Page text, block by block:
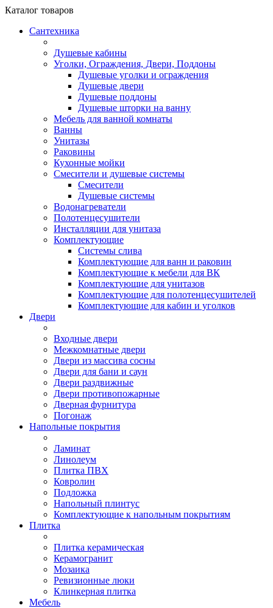
Каталог товаров
Сантехника
Душевые кабины
Уголки, Ограждения, Двери, Поддоны
Душевые уголки и ограждения
Душевые двери
Душевые поддоны
Душевые шторки на ванну
Мебель для ванной комнаты
Ванны
Унитазы
Раковины
Кухонные мойки
Смесители и душевые системы
Смесители
Душевые системы
Водонагреватели
Полотенцесушители
Инсталляции для унитаза
Комплектующие
Системы слива
Комплектующие для ванн и раковин
Комплектующие к мебели для ВК
Комплектующие для унитазов
Комплектующие для полотенцесушителей
Комплектующие для кабин и уголков
Двери
Входные двери
Межкомнатные двери
Двери из массива сосны
Двери для бани и саун
Двери раздвижные
Двери противопожарные
Дверная фурнитура
Погонаж
Напольные покрытия
Ламинат
Линолеум
Плитка ПВХ
Ковролин
Подложка
Напольный плинтус
Комплектующие к напольным покрытиям
Плитка
Плитка керамическая
Керамогранит
Мозаика
Ревизионные люки
Клинкерная плитка
Мебель